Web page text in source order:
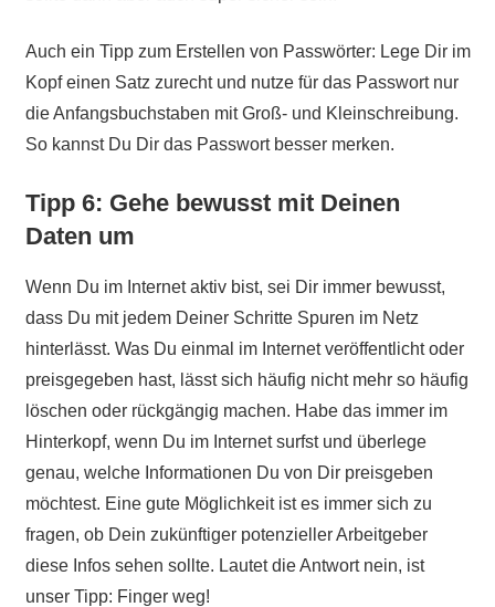
Auch ein Tipp zum Erstellen von Passwörter: Lege Dir im
Kopf einen Satz zurecht und nutze für das Passwort nur
die Anfangsbuchstaben mit Groß- und Kleinschreibung.
So kannst Du Dir das Passwort besser merken.
Tipp 6: Gehe bewusst mit Deinen
Daten um
Wenn Du im Internet aktiv bist, sei Dir immer bewusst,
dass Du mit jedem Deiner Schritte Spuren im Netz
hinterlässt. Was Du einmal im Internet veröffentlicht oder
preisgegeben hast, lässt sich häufig nicht mehr so häufig
löschen oder rückgängig machen. Habe das immer im
Hinterkopf, wenn Du im Internet surfst und überlege
genau, welche Informationen Du von Dir preisgeben
möchtest. Eine gute Möglichkeit ist es immer sich zu
fragen, ob Dein zukünftiger potenzieller Arbeitgeber
diese Infos sehen sollte. Lautet die Antwort nein, ist
unser Tipp: Finger weg!